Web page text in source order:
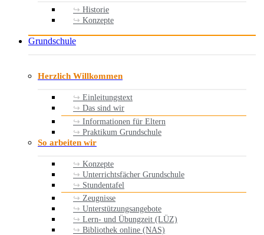
Historie
Konzepte
Grundschule
Herzlich Willkommen
Einleitungstext
Das sind wir
Informationen für Eltern
Praktikum Grundschule
So arbeiten wir
Konzepte
Unterrichtsfächer Grundschule
Stundentafel
Zeugnisse
Unterstützungsangebote
Lern- und Übungzeit (LÜZ)
Bibliothek online (NAS)